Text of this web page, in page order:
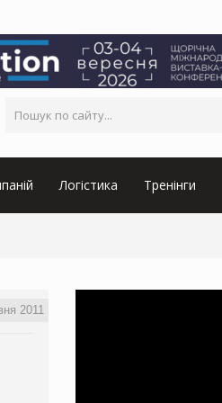
Логістика Тренінги
2011